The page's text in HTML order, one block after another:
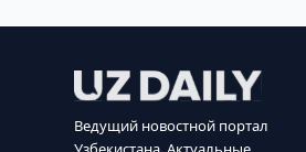
Ведущий новостной портал